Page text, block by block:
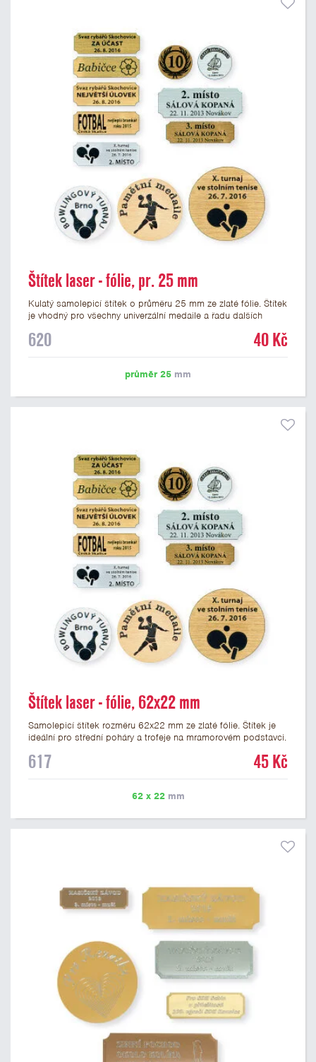
Štítek laser - fólie, pr. 25 mm
Kulatý samolepicí štítek o průměru 25 mm ze zlaté fólie. Štítek
je vhodný pro všechny univerzální medaile a řadu dalších
štítek je možné laserem vypálit logo nebo text dle vašeho
620 40 Kč
průměr 25 mm
Štítek laser - fólie, 62x22 mm
Samolepicí štítek rozměru 62x22 mm ze zlaté fólie. Štítek je
ideální pro střední poháry a trofeje na mramorovém podstavci.
textu doporučujeme maximálně 3 řádky, aby byla zachována
prvním kroku objednávky.
617 45 Kč
62 x 22mm